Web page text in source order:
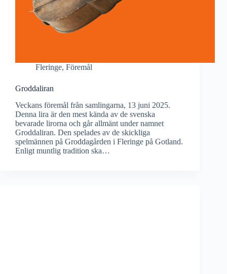
Fleringe, Föremål
Groddaliran
Veckans föremål från samlingarna, 13 juni 2025.
Denna lira är den mest kända av de svenska
bevarade lirorna och går allmänt under namnet
Groddaliran. Den spelades av de skickliga
spelmännen på Groddagården i Fleringe på Gotland.
Enligt muntlig tradition ska…